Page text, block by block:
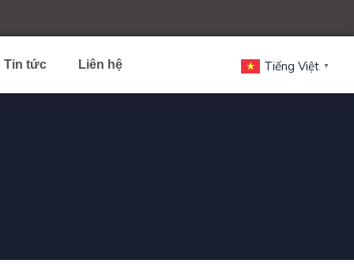
Tin tức Liên hệ Tiếng Việt ▼